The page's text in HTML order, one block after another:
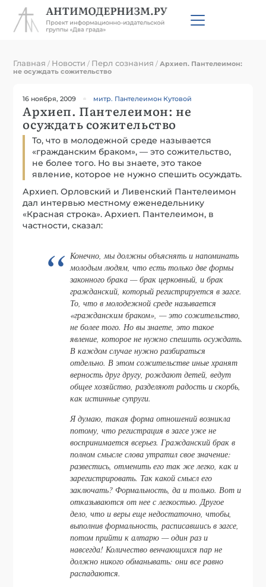
Главная / Новости / Перл сознания /Архиеп. Пантелеимон:
не осуждать сожительство
16 ноября, 2009 митр. Пантелеимон Кутовой
Архиеп. Пантелеимон: не
осуждать сожительство
То, что в молодежной среде называется
«гражданским браком», — это сожительство,
не более того. Но вы знаете, это такое
явление, которое не нужно спешить осуждать.
Архиеп. Орловский и Ливенский Пантелеимон
дал интервью местному еженедельнику
«Красная строка». Архиеп. Пантелеимон, в
частности, сказал:
Конечно, мы должны объяснять и напоминать
молодым людям, что есть только две формы
законного брака — брак церковный, и брак
гражданский, который регистрируется в загсе.
То, что в молодежной среде называется
«гражданским браком», — это сожительство,
не более того. Но вы знаете, это такое
явление, которое не нужно спешить осуждать.
В каждом случае нужно разбираться
отдельно. В этом сожительстве иные хранят
верность друг другу, рождают детей, ведут
общее хозяйство, разделяют радость и скорбь,
как истинные супруги.
Я думаю, такая форма отношений возникла
потому, что регистрация в загсе уже не
воспринимается всерьез. Гражданский брак в
полном смысле слова утратил свое значение:
развестись, отменить его так же легко, как и
зарегистрировать. Так какой смысл его
заключать? Формальность, да и только. Вот и
отказываются от нее с легкостью. Другое
дело, что и веры еще недостаточно, чтобы,
выполнив формальность, расписавшись в загсе,
потом прийти к алтарю — один раз и
навсегда! Количество венчающихся пар не
должно никого обманывать: они все равно
распадаются.